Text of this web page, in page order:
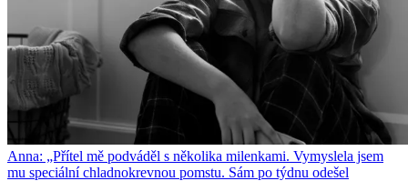
Anna: „Přítel mě podváděl s několika milenkami. Vymyslela jsem
mu speciální chladnokrevnou pomstu. Sám po týdnu odešel